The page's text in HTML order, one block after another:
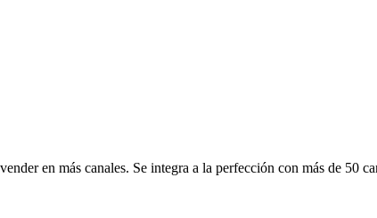
en más canales. Se integra a la perfección con más de 50